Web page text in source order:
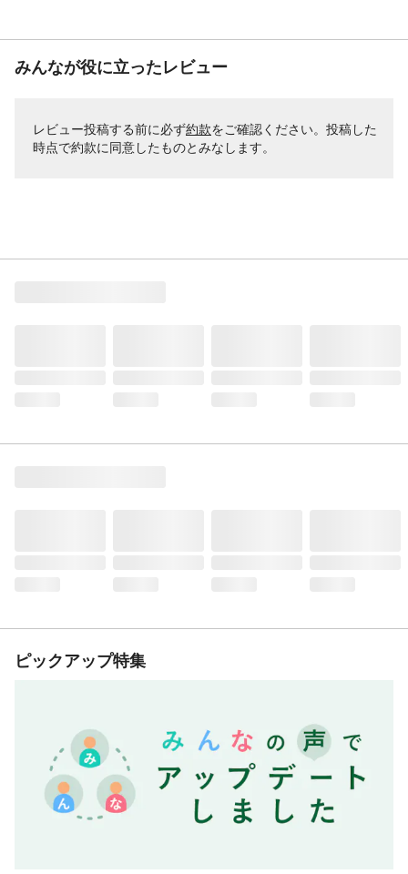
みんなが役に立ったレビュー
レビュー投稿する前に必ず約款をご確認ください。投稿した
時点で約款に同意したものとみなします。
ピックアップ特集